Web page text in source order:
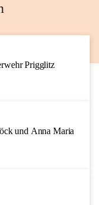
Prigglitz
AUG
und Anna Maria